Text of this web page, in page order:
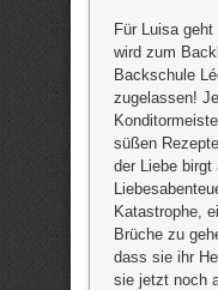
Für Luisa
wird zum
Backschule
zugelassen!
süßen
der Liebe
Katastrophe,
Brüche zu
dass sie ihr
sie jetzt noch